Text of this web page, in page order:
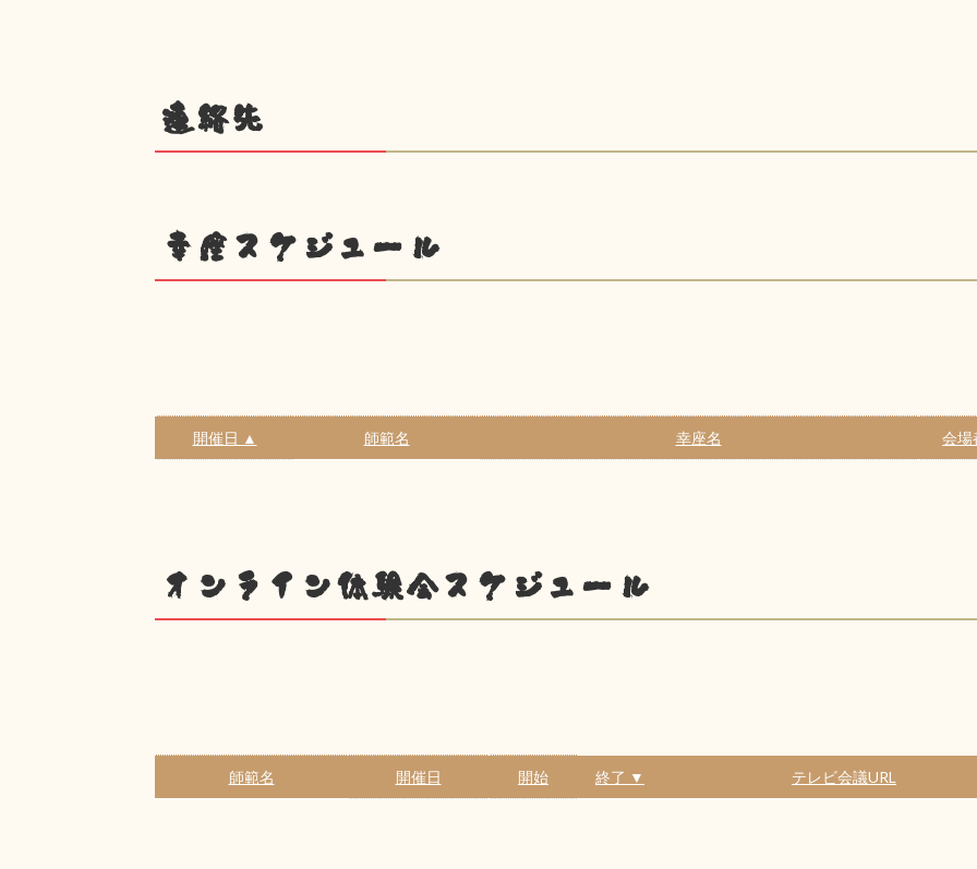
連絡先
幸座スケジュール
開催日 ▲ 師範名 幸座名 会場
オンライン体験会スケジュール
師範名 開催日 開始 終了 ▼ テレビ会議URL